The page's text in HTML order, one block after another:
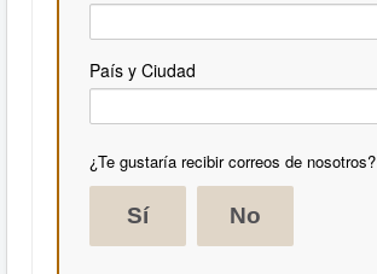
País y Ciudad
¿Te gustaría recibir correos de nosotros?
Sí No